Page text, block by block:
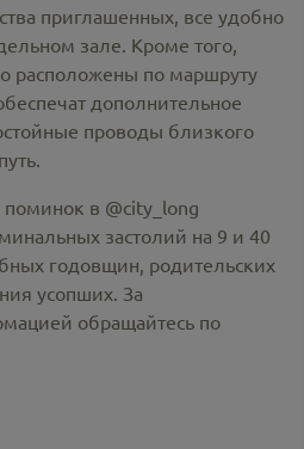
приглашенных, все удобно
зале. Кроме того,
расположены по маршруту
дополнительное
проводы близкого
в @city_long
застолий на 9 и 40
годовщин, родительских
усопших. За
обращайтесь по